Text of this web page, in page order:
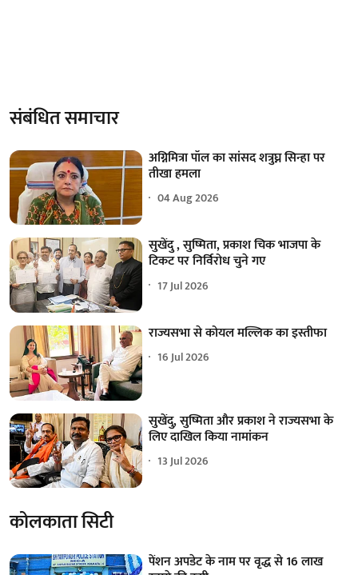
संबंधित समाचार
अग्निमित्रा पॉल का सांसद शत्रुघ्न सिन्हा पर
तीखा हमला
04 Aug 2026
सुखेंदु , सुष्मिता, प्रकाश चिक भाजपा के
टिकट पर निर्विरोध चुने गए
17 Jul 2026
राज्यसभा से कोयल मल्लिक का इस्तीफा
16 Jul 2026
सुखेंदु, सुष्मिता और प्रकाश ने राज्यसभा के
लिए दाखिल किया नामांकन
13 Jul 2026
कोलकाता सिटी
पेंशन अपडेट के नाम पर वृद्ध से 16 लाख